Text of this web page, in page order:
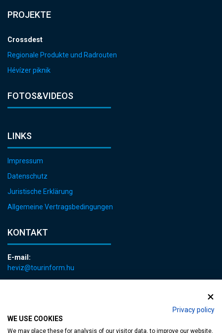
Privacy policy
WE USE COOKIES
We may place these for analysis of our visitor data, to improve our website,
PROJEKTE
Crossdest
Regionale Produkte und Radrouten
Hévízer piknik
FOTOS&VIDEOS
LINKS
Impressum
Datenschutz
Juristische Erklärung
Allgemeine Vertragsbedingungen
KONTAKT
E-mail:
heviz@tourinform.hu